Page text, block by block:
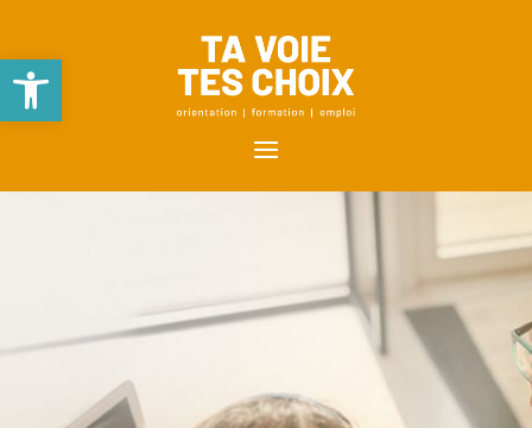
Ouvrir la barre d’outils